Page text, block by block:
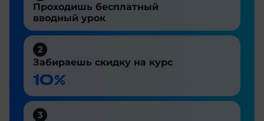
Проходишь бесплатный
вводный урок
2
Забираешь скидку на курс
10%
3